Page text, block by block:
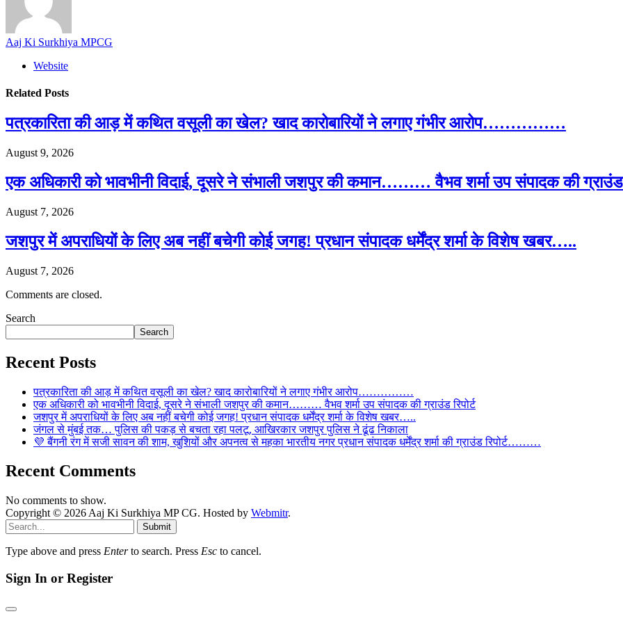
Aaj Ki Surkhiya MPCG
Website
Related Posts
पत्रकारिता की आड़ में कथित वसूली का खेल? खाद कारोबारियों ने लगाए गंभीर आरोप……………
August 9, 2026
एक अधिकारी को भावभीनी विदाई, दूसरे ने संभाली जशपुर की कमान……… वैभव शर्मा उप संपादक की ग्राउंड
August 7, 2026
जशपुर में अपराधियों के लिए अब नहीं बचेगी कोई जगह! प्रधान संपादक धर्मेंद्र शर्मा के विशेष खबर…..
August 7, 2026
Comments are closed.
Search
Search
Recent Posts
पत्रकारिता की आड़ में कथित वसूली का खेल? खाद कारोबारियों ने लगाए गंभीर आरोप……………
एक अधिकारी को भावभीनी विदाई, दूसरे ने संभाली जशपुर की कमान……… वैभव शर्मा उप संपादक की ग्राउंड रिपोर्ट
जशपुर में अपराधियों के लिए अब नहीं बचेगी कोई जगह! प्रधान संपादक धर्मेंद्र शर्मा के विशेष खबर…..
जंगल से मुंबई तक… पुलिस की पकड़ से बचता रहा पलटू, आखिरकार जशपुर पुलिस ने ढूंढ निकाला
💜 बैंगनी रंग में सजी सावन की शाम, खुशियों और अपनत्व से महका भारतीय नगर प्रधान संपादक धर्मेंद्र शर्मा की ग्राउंड रिपोर्ट………
Recent Comments
No comments to show.
Copyright © 2026 Aaj Ki Surkhiya MP CG. Hosted by Webmitr.
Submit
Type above and press Enterto search. Press Esc to cancel.
Sign In or Register